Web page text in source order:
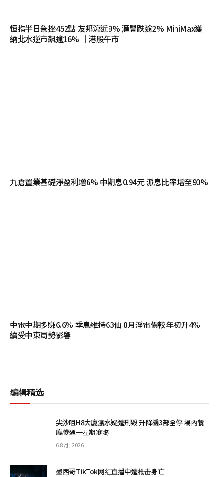
恒指半日急挫452點 友邦瀉近9% 滙豐跌逾2% MiniMax獲
納北水逆市飆逾16% ｜港股午市
九倉置業基礎淨盈利增6% 中期息0.94元 派息比率增至90%
中電中期多賺6.6% 季息維持63仙 8月淨電價較年初升4%
續受中東局勢影響
编辑精选
尖沙咀H8大廈灑水疑遭刑毀 升降機3部全停 場內餐
廳慘遇一星期寒冬
6 8 月, 2026
墨西哥TikTok网红直播中遭枪击身亡